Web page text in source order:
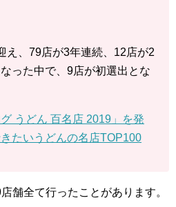
え、79店が3年連続、12店が2
った中で、9店が初選出とな
グ うどん 百名店 2019」を発
たいうどんの名店TOP100
舗全て行ったことがあります。